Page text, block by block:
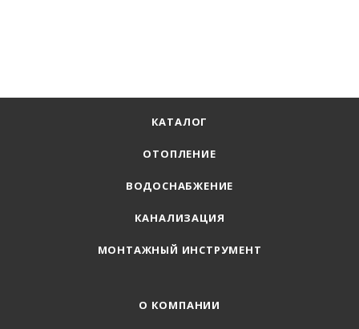
КАТАЛОГ
ОТОПЛЕНИЕ
ВОДОСНАБЖЕНИЕ
КАНАЛИЗАЦИЯ
МОНТАЖНЫЙ ИНСТРУМЕНТ
О КОМПАНИИ